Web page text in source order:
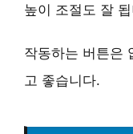
높이 조절도 잘
작동하는 버튼은
고 좋습니다.